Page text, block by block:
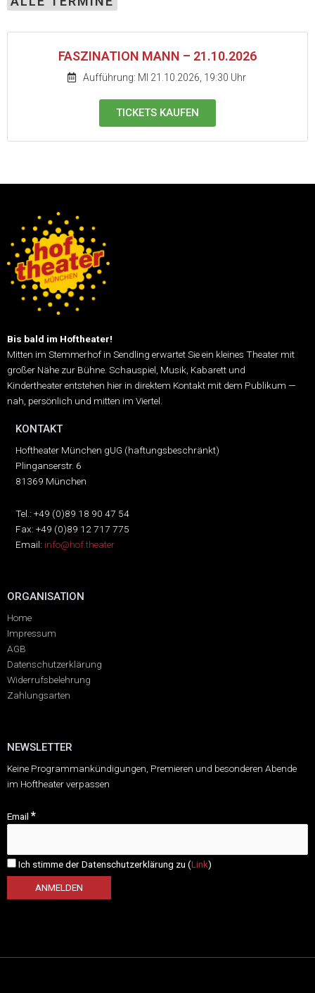
FASZINATION MANN – 21.10.2026
Aufführung: MI 21.10.2026, 19:30 Uhr
TICKETS KAUFEN
Bis bald im Hoftheater!
Mitten im Stemmerhof in Sendling erwartet Sie ein kleines Theater mit
großer Nähe zur Bühne. Schauspiel, Musik, Kabarett und
Kindertheater entstehen hier in direktem Kontakt mit dem Publikum —
nah, persönlich und mitten im Viertel.
KONTAKT
Hoftheater München gUG (haftungsbeschränkt)
Plinganserstr. 6
81369 München
Tel.: +49 (0)89 18 90 47 54
Fax: +49 (0)89 12 717 775
Email: info@hof.theater
ORGANISATION
Home
Impressum
AGB
Datenschutzerklärung
Widerrufsbelehrung
Zahlungsarten
NEWSLETTER
Keine Programmankündigungen, Premieren und besonderen Abende
im Hoftheater verpassen
Email *
Ich stimme der Datenschutzerklärung zu (Link)